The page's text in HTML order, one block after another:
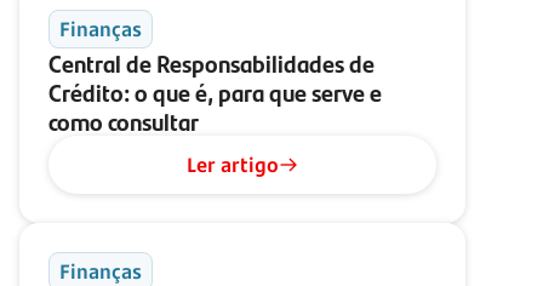
Finanças
Central de Responsabilidades de
Crédito: o que é, para que serve e
como consultar
Ler artigo
Finanças